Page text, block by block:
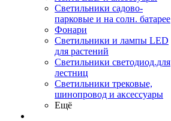
Светильники садово-
парковые и на солн. батарее
Фонари
Светильники и лампы LED
для растений
Светильники светодиод.для
лестниц
Светильники трековые,
шинопровод и аксессуары
Ещё